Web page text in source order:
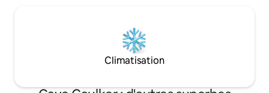
Climatisation